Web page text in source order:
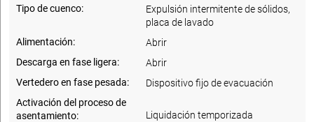
Tipo de cuenco:
Expulsión intermitente de sólidos,
placa de lavado
Alimentación:
Abrir
Descarga en fase ligera:
Abrir
Vertedero en fase pesada:
Dispositivo fijo de evacuación
Activación del proceso de
asentamiento:
Liquidación temporizada